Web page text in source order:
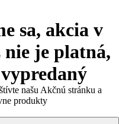
sa, akcia v
je platná,
našu Akčnú stránku a
produkty